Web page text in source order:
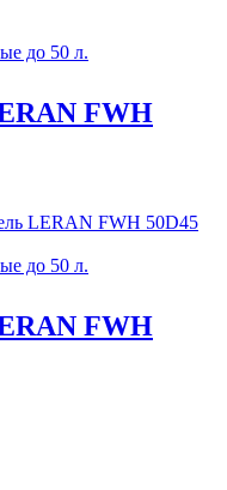
до 50 л.
FWH
до 50 л.
FWH